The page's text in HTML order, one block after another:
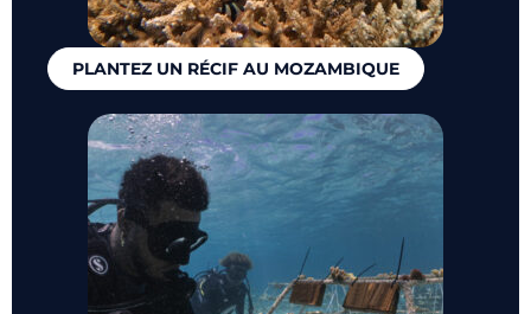
PLANTEZ UN RÉCIF AU MOZAMBIQUE